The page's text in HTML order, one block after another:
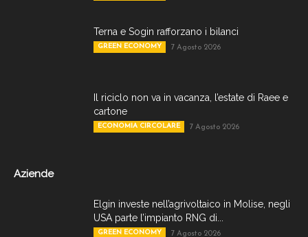
Terna e Sogin rafforzano i bilanci
GREEN ECONOMY 7 Agosto 2026
Il riciclo non va in vacanza, l’estate di Raee e
cartone
ECONOMIA CIRCOLARE 7 Agosto 2026
Aziende
Elgin investe nell’agrivoltaico in Molise, negli
USA parte l’impianto RNG di...
GREEN ECONOMY 7 Agosto 2026